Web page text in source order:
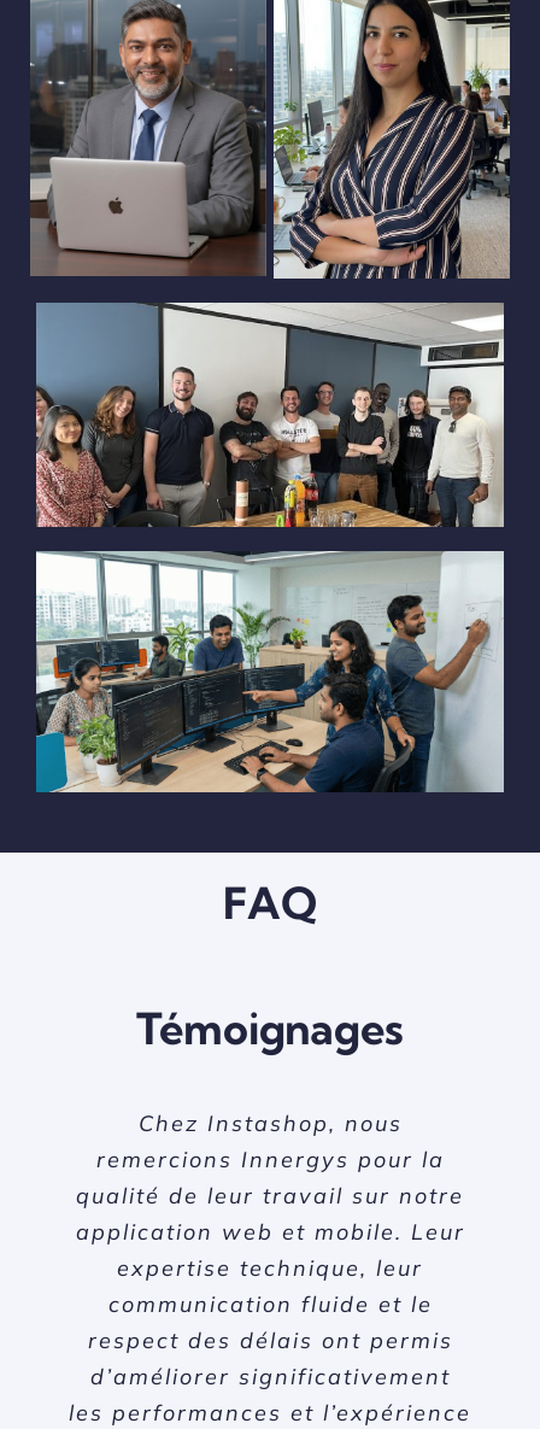
FAQ
Témoignages
Chez Instashop, nous
remercions Innergys pour la
qualité de leur travail sur notre
application web et mobile. Leur
expertise technique, leur
communication fluide et le
respect des délais ont permis
d’améliorer significativement
les performances et l’expérience
Centara Hotels a eu une
excellente collaboration avec
Innergys pour la création de
notre site web et de nos outils
de gestion hôtelière. Leur
équipe a su comprendre nos
besoins et proposer des
solutions fiables et efficaces,
contribuant à optimiser nos
Veepee a beaucoup apprécié
travailler avec Innergys sur ses
projets digitaux. Leur équipe a
fait preuve d’agilité, de
compétence technique et d’un
grand sens du détail. Les
solutions livrées sont
performantes et parfaitement
adaptées à nos attentes. Nous